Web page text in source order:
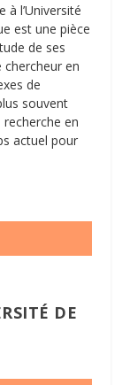
à l’Université
est une pièce
de ses
chercheur en
de
souvent
en
actuel pour
DE